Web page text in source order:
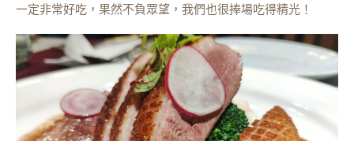
一定非常好吃，果然不負眾望，我們也很捧場吃得精光！